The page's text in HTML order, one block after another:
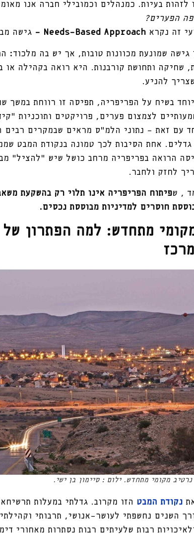
לזהות בעיות. כמנהלים וכמובילי חברה אנו
הפערים?
זה נקרא Needs-Based Approach - גישה
גישה שמונעת מכוונות טובות, אך יש בה מלכוד:
שחיקה ותחושת קורבנות. היא רואה בקהילה או
להניע.
בשיח על הפריפריה, תפיסה זו רווחת במשך
לצמצום פערים, פרויקטים ותוכניות
עם זאת - נתוני הלמ"ס מראים שבמקרים רבים
גדלים. אחת הסיבות לכך טמונה בנקודת המבט
הרואה בפריפריה מרחב כושל שיש "להציל"
לחזק ולחבר.
, שפיתוח הפריפריה אינו תלוי רק בהשקעת
חוסרים למדיניות מבוססת נכסים.
מתחדש: למה הפתרון
מקומי מתחדש. ילום : סיימון בן ישי.
נקודת המבט הזו מקרוב. גדלתי במעלות
השנים נחשפתי לעושר-אנושי, תרבותי
רבות שלעיתים רבות נסתרות מאחורי